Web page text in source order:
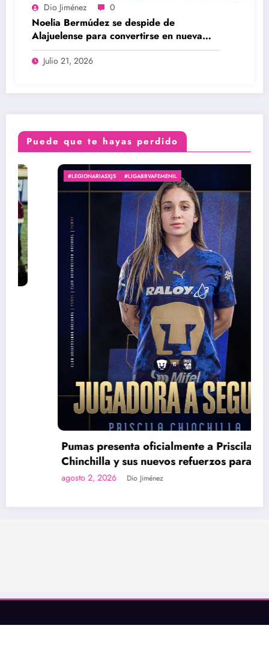
Dio Jiménez 0
Noelia Bermúdez se despide de
Alajuelense para convertirse en nueva
legionaria
Julio 21, 2026
Puede que te hayas perdido
#LEGIONARIASXJS #LIGABBVAFEMENIL
Pumas presenta oficialmente a Priscila
Chinchilla y sus nuevos refuerzos para el
Apertura 2026
agosto 2, 2026 Dio Jiménez